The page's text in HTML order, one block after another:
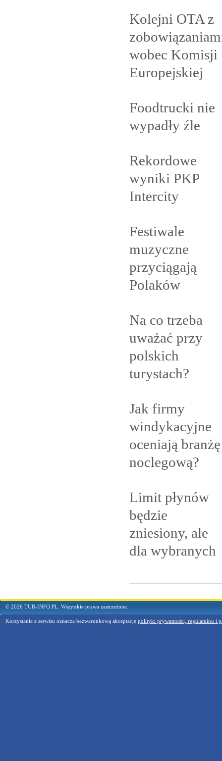
Kolejni OTA z
wobec Komisji
Europejskiej
Foodtrucki nie
wypadły źle
Rekordowe
wyniki PKP
Intercity
Festiwale
muzyczne
przyciągają
Polaków
Na co trzeba
uważać przy
polskich
turystach?
Jak firmy
windykacyjne
oceniają branżę
noclegową?
Limit płynów
będzie
zniesiony, ale
dla wybranych
© 2026 TUR-INFO.PL. Wszystkie prawa zastrzeżone.
Korzystanie z serwisu oznacza bezwarunkową akceptację polityki prywatności, regulaminu i